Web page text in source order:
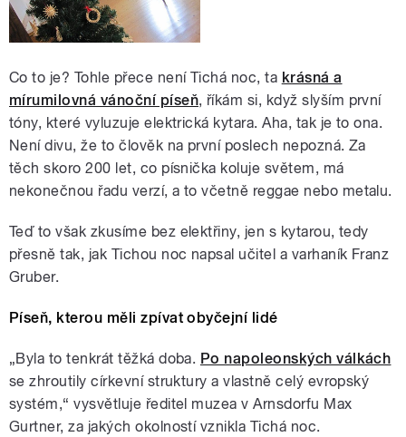
Co to je? Tohle přece není Tichá noc, ta krásná a
mírumilovná vánoční píseň, říkám si, když slyším první
tóny, které vyluzuje elektrická kytara. Aha, tak je to ona.
Není divu, že to člověk na první poslech nepozná. Za
těch skoro 200 let, co písnička koluje světem, má
nekonečnou řadu verzí, a to včetně reggae nebo metalu.
Teď to však zkusíme bez elektřiny, jen s kytarou, tedy
přesně tak, jak Tichou noc napsal učitel a varhaník Franz
Gruber.
Píseň, kterou měli zpívat obyčejní lidé
„Byla to tenkrát těžká doba. Po napoleonských válkách
se zhroutily církevní struktury a vlastně celý evropský
systém,“ vysvětluje ředitel muzea v Arnsdorfu Max
Gurtner, za jakých okolností vznikla Tichá noc.